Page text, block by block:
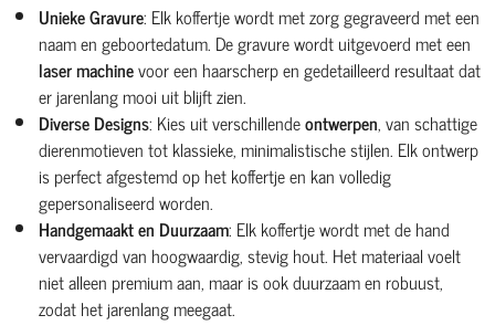
Unieke Gravure: Elk koffertje wordt met zorg gegraveerd met een
naam en geboortedatum. De gravure wordt uitgevoerd met een
laser machinevoor een haarscherp en gedetailleerd resultaat dat
er jarenlang mooi uit blijft zien.
Diverse Designs: Kies uit verschillendeontwerpen, van schattige
dierenmotieven tot klassieke, minimalistische stijlen. Elk ontwerp
is perfect afgestemd op het koffertje en kan volledig
gepersonaliseerd worden.
Handgemaakt en Duurzaam: Elk koffertje wordt met de hand
vervaardigd van hoogwaardig, stevig hout. Het materiaal voelt
niet alleen premium aan, maar is ook duurzaam en robuust,
zodat het jarenlang meegaat.